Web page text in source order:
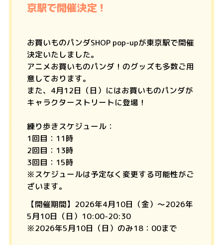
京駅で開催決定！
お買いものパンダSHOP pop-upが東京駅で開催
決定いたしました。
アニメお買いものパンダ！のグッズも多数ご用
意しております。
また、4月12日（日）にはお買いものパンダが
キャラクターストリートに登場！
練り歩きスケジュール：
1回目：11時
2回目：13時
3回目：15時
※スケジュールは予定なく変更する可能性がご
ざいます。
【開催期間】2026年4月10日（金）～2026年
5月10日（日）10:00-20:30
※2026年5月10日（日）のみ18：00まで